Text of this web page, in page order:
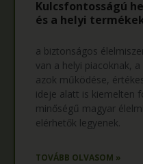
Kulcsfontosságú
és a helyi
a biztonságos
van a helyi piacoknak,
azok működése,
ideje alatt is kiemelten
minőségű magyar
elérhetők legyenek.
TOVÁBB OLVASOM »